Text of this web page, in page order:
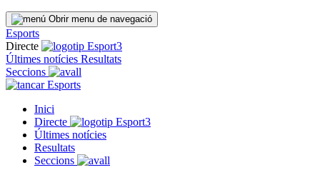
Obrir menu de navegació
Esports
Directe
Últimes notícies Resultats
Seccions
Esports
Inici
Directe
Últimes notícies
Resultats
Seccions